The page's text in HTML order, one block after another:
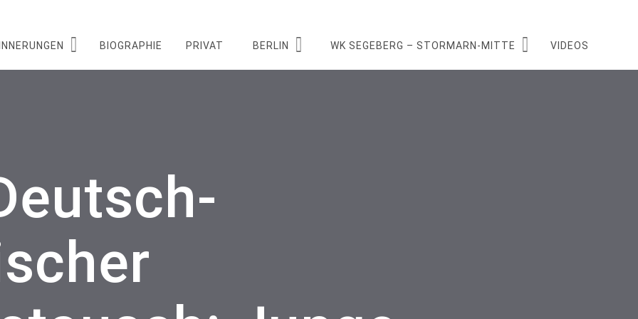
BIOGRAPHIE PRIVAT BERLIN WK SEGEBERG – STORMARN-MITTE VIDEOS